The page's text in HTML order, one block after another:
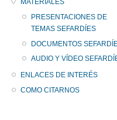
PRESENTACIONES DE
TEMAS SEFARDÍES
DOCUMENTOS
AUDIO Y VÍDEO
ENLACES DE INTERÉS
COMO CITARNOS